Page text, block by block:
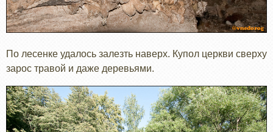
По лесенке удалось залезть наверх. Купол церкви сверху
зарос травой и даже деревьями.